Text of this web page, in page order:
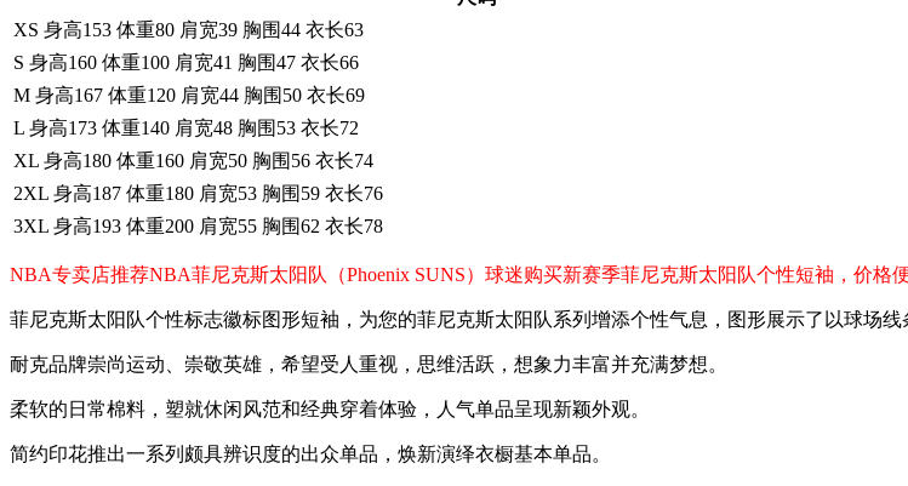
XS 身高153 体重80 肩宽39 胸围44 衣长63
S 身高160 体重100 肩宽41 胸围47 衣长66
M 身高167 体重120 肩宽44 胸围50 衣长69
L 身高173 体重140 肩宽48 胸围53 衣长72
XL 身高180 体重160 肩宽50 胸围56 衣长74
2XL 身高187 体重180 肩宽53 胸围59 衣长76
3XL 身高193 体重200 肩宽55 胸围62 衣长78
NBA专卖店推荐NBA菲尼克斯太阳队（Phoenix SUNS）球迷购买新赛季菲尼克斯太阳队个性短袖，价格
菲尼克斯太阳队个性标志徽标图形短袖，为您的菲尼克斯太阳队系列增添个性气息，图形展示了以球场线
耐克品牌崇尚运动、崇敬英雄，希望受人重视，思维活跃，想象力丰富并充满梦想。
柔软的日常棉料，塑就休闲风范和经典穿着体验，人气单品呈现新颖外观。
简约印花推出一系列颇具辨识度的出众单品，焕新演绎衣橱基本单品。